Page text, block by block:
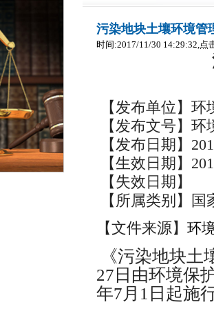
污染地块土壤环境管
时间:2017/11/30 14:29:32,点
【发布单位】环
【发布文号】环
【发布日期】
【生效日期】
【失效日期】
【所属类别】国
【文件来源】 环
《污染地块土
27日由环境保
年7月1日起施